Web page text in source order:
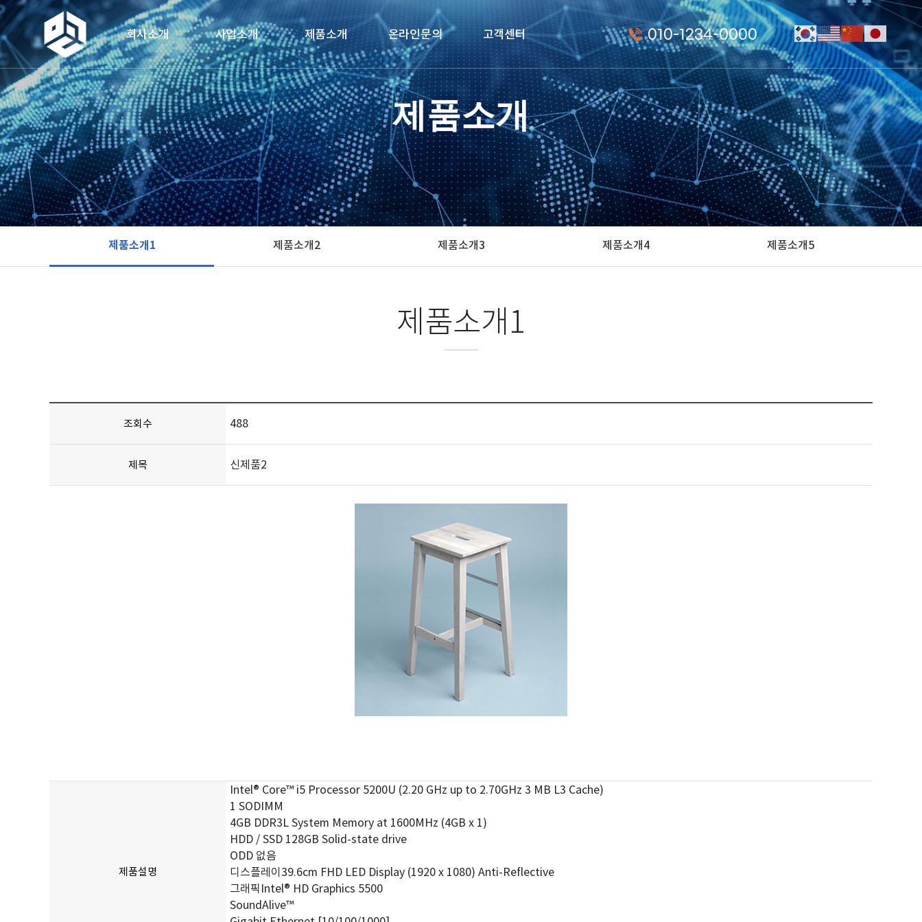
010-1234-0000
회사소개
인사말
연혁
조직도
비전
찾아오시는 길
사업소개
사업분야
사업안내
사업절차
소개/설명01
소개/설명02
소개/설명03
제품소개
제품소개1
제품소개2
제품소개3
제품소개4
제품소개5
온라인문의
Q & A
1:1 문의
고객센터
공지사항
자주하는 질문
갤러리
웹진게시판
대리점안내
제품소개
제품소개1 제품소개2 제품소개3 제품소개4 제품소개5
제품소개1
조회수 488
제목 신제품2
제품설명
Intel® Core™ i5 Processor 5200U (2.20 GHz up to 2.70GHz 3 MB L3 Cache)
1 SODIMM
4GB DDR3L System Memory at 1600MHz (4GB x 1)
HDD / SSD 128GB Solid-state drive
ODD 없음
디스플레이39.6cm FHD LED Display (1920 x 1080) Anti-Reflective
그래픽Intel® HD Graphics 5500
SoundAlive™